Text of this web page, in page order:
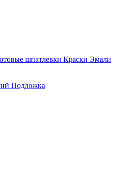
шпатлевки Краски Эмали
Подложка